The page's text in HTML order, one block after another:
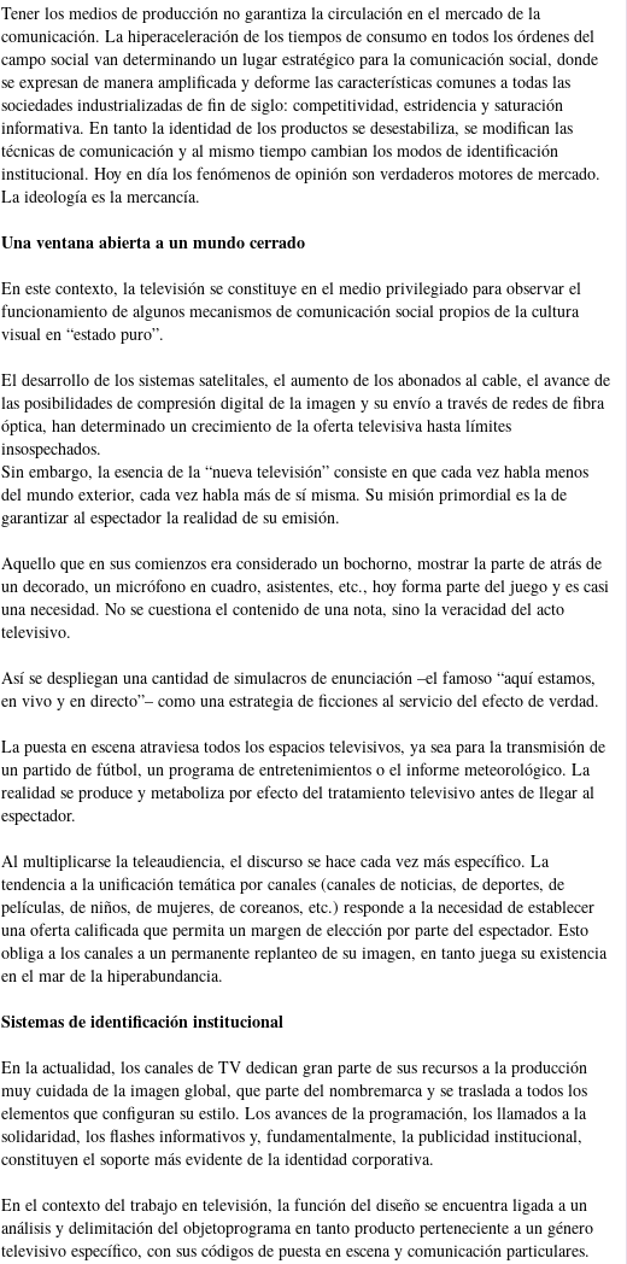
Tener los medios de producción no garantiza la circulación en el mercado de la
comunicación. La hiperaceleración de los tiempos de consumo en todos los órdenes del
campo social van determinando un lugar estratégico para la comunicación social, donde
se expresan de manera amplificada y deforme las características comunes a todas las
sociedades industrializadas de fin de siglo: competitividad, estridencia y saturación
informativa. En tanto la identidad de los productos se desestabiliza, se modifican las
técnicas de comunicación y al mismo tiempo cambian los modos de identificación
institucional. Hoy en día los fenómenos de opinión son verdaderos motores de mercado.
La ideología es la mercancía.
Una ventana abierta a un mundo cerrado
En este contexto, la televisión se constituye en el medio privilegiado para observar el
funcionamiento de algunos mecanismos de comunicación social propios de la cultura
visual en “estado puro”.
El desarrollo de los sistemas satelitales, el aumento de los abonados al cable, el avance de
las posibilidades de compresión digital de la imagen y su envío a través de redes de fibra
óptica, han determinado un crecimiento de la oferta televisiva hasta límites
insospechados.
Sin embargo, la esencia de la “nueva televisión” consiste en que cada vez habla menos
del mundo exterior, cada vez habla más de sí misma. Su misión primordial es la de
garantizar al espectador la realidad de su emisión.
Aquello que en sus comienzos era considerado un bochorno, mostrar la parte de atrás de
un decorado, un micrófono en cuadro, asistentes, etc., hoy forma parte del juego y es casi
una necesidad. No se cuestiona el contenido de una nota, sino la veracidad del acto
televisivo.
Así se despliegan una cantidad de simulacros de enunciación –el famoso “aquí estamos,
en vivo y en directo”– como una estrategia de ficciones al servicio del efecto de verdad.
La puesta en escena atraviesa todos los espacios televisivos, ya sea para la transmisión de
un partido de fútbol, un programa de entretenimientos o el informe meteorológico. La
realidad se produce y metaboliza por efecto del tratamiento televisivo antes de llegar al
espectador.
Al multiplicarse la teleaudiencia, el discurso se hace cada vez más específico. La
tendencia a la unificación temática por canales (canales de noticias, de deportes, de
películas, de niños, de mujeres, de coreanos, etc.) responde a la necesidad de establecer
una oferta calificada que permita un margen de elección por parte del espectador. Esto
obliga a los canales a un permanente replanteo de su imagen, en tanto juega su existencia
en el mar de la hiperabundancia.
Sistemas de identificación institucional
En la actualidad, los canales de TV dedican gran parte de sus recursos a la producción
muy cuidada de la imagen global, que parte del nombremarca y se traslada a todos los
elementos que configuran su estilo. Los avances de la programación, los llamados a la
solidaridad, los flashes informativos y, fundamentalmente, la publicidad institucional,
constituyen el soporte más evidente de la identidad corporativa.
En el contexto del trabajo en televisión, la función del diseño se encuentra ligada a un
análisis y delimitación del objetoprograma en tanto producto perteneciente a un género
televisivo específico, con sus códigos de puesta en escena y comunicación particulares.